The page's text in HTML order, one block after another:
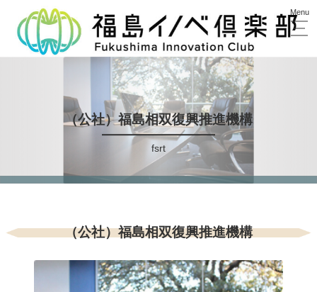
（公社）福島相双復興推進機構
fsrt
（公社）福島相双復興推進機構